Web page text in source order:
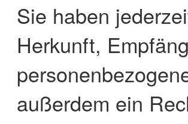
Sie haben
Herkunft,
außerdem ein